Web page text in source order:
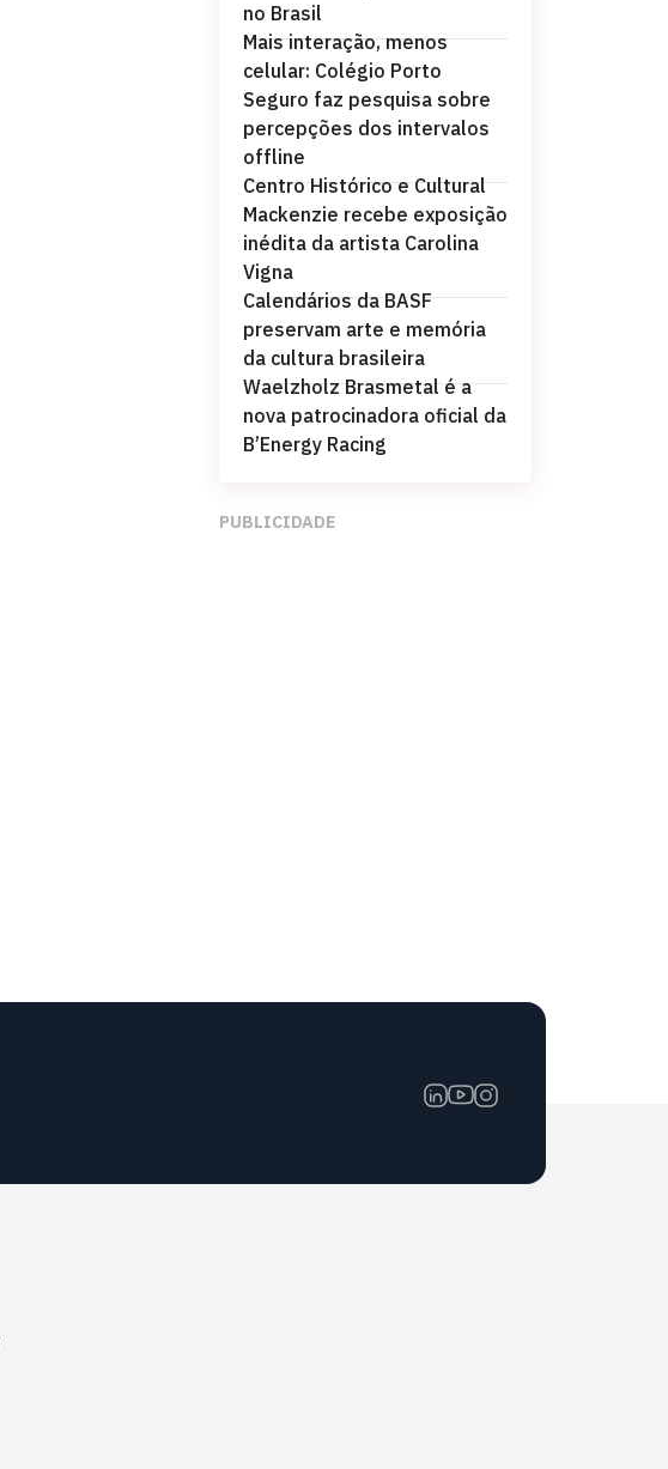
no Brasil
Mais interação, menos
celular: Colégio Porto
Seguro faz pesquisa sobre
percepções dos intervalos
offline
Centro Histórico e Cultural
Mackenzie recebe exposição
inédita da artista Carolina
Vigna
Calendários da BASF
preservam arte e memória
da cultura brasileira
Waelzholz Brasmetal é a
nova patrocinadora oficial da
B’Energy Racing
PUBLICIDADE